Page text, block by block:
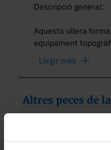
Descripció general:
Aquesta ullera forma
equipament
apropiat per
la visual sigui
ullera astronòmica
sensibilitat situat
lents per permetre
d'objectius situats
augmentant la
Llegir més
Altres peces de